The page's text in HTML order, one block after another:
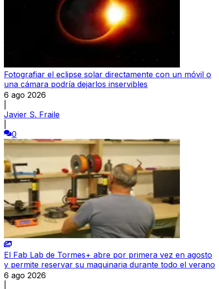
Fotografiar el eclipse solar directamente con un móvil o
una cámara podría dejarlos inservibles
6 ago 2026
Javier S. Fraile
0
El Fab Lab de Tormes+ abre por primera vez en agosto
y permite reservar su maquinaria durante todo el verano
6 ago 2026